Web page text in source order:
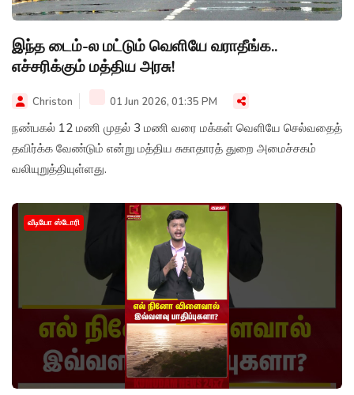
இந்த டைம்-ல மட்டும் வெளியே வராதீங்க..
எச்சரிக்கும் மத்திய அரசு!
Christon 01 Jun 2026, 01:35 PM
நண்பகல் 12 மணி முதல் 3 மணி வரை மக்கள் வெளியே செல்வதைத்
தவிர்க்க வேண்டும் என்று மத்திய சுகாதாரத் துறை அமைச்சகம்
வலியுறுத்தியுள்ளது.
வீடியோ ஸ்டோரி